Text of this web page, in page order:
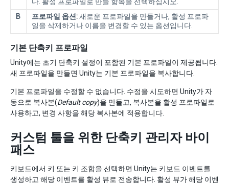
B
프로파일 옵션:새로운 프로파일을 만들거나, 활성 프로파
일을 삭제하거나 이름을 변경할 수 있는 옵션입니다.
기본 단축키 프로파일
Unity에는 초기 단축키 설정이 포함된 기본 프로파일이 제공됩니다.
새 프로파일을 만들면 Unity는 기본 프로파일을 복사합니다.
기본 프로파일을 수정할 수 없습니다. 수정을 시도하면 Unity가 자
동으로 복사본(Default copy)을 만들고, 복사본을 활성 프로파일로
사용하고, 변경 사항을 해당 복사본에 적용합니다.
커스텀 툴을 위한 단축키 관리자 바이
패스
키보드에서 키 또는 키 조합을 선택하면 Unity는 키보드 이벤트를
생성하고 해당 이벤트를 활성 뷰로 전송합니다. 활성 뷰가 해당 이벤